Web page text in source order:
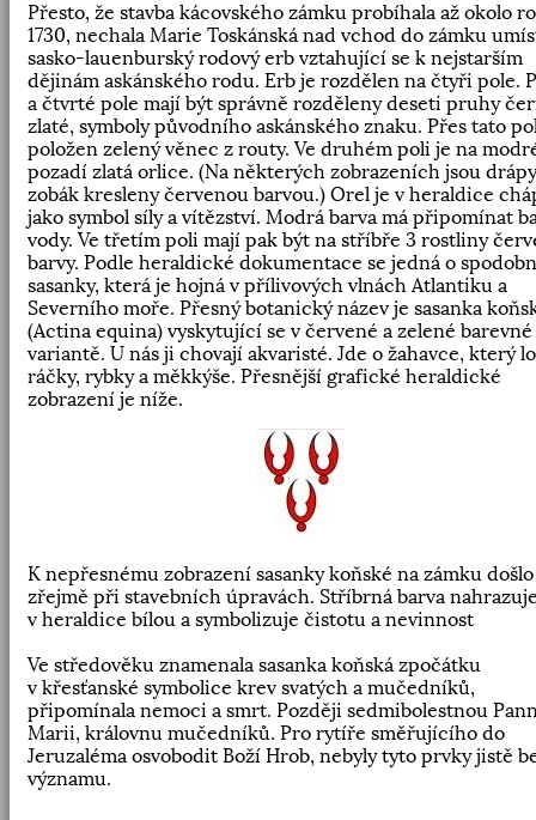
Přesto, že stavba kácovského zámku probíhala až okolo
1730, nechala Marie Toskánská nad vchod do zámku
sasko-lauenburský rodový erb vztahující se k nejstarším
dějinám askánského rodu. Erb je rozdělen na čtyři pole.
a čtvrté pole mají být správně rozděleny deseti pruhy
zlaté, symboly původního askánského znaku. Přes tato
položen zelený věnec z routy. Ve druhém poli je na
pozadí zlatá orlice. (Na některých zobrazeních jsou
zobák kresleny červenou barvou.) Orel je v heraldice
jako symbol síly a vítězství. Modrá barva má připomínat
vody. Ve třetím poli mají pak být na stříbře 3 rostliny
barvy. Podle heraldické dokumentace se jedná o
sasanky, která je hojná v přílivových vlnách Atlantiku a
Severního moře. Přesný botanický název je sasanka
(Actina equina) vyskytující se v červené a zelené barevné
variantě. U nás ji chovají akvaristé. Jde o žahavce, který
ráčky, rybky a měkkýše. Přesnější grafické heraldické
zobrazení je níže.
K nepřesnému zobrazení sasanky koňské na zámku došlo
zřejmě při stavebních úpravách. Stříbrná barva
v heraldice bílou a symbolizuje čistotu a nevinnost
Ve středověku znamenala sasanka koňská zpočátku
v křesťanské symbolice krev svatých a mučedníků,
připomínala nemoci a smrt. Později sedmibolestnou
Marii, královnu mučedníků. Pro rytíře směřujícího do
Jeruzaléma osvobodit Boží Hrob, nebyly tyto prvky jistě
významu.